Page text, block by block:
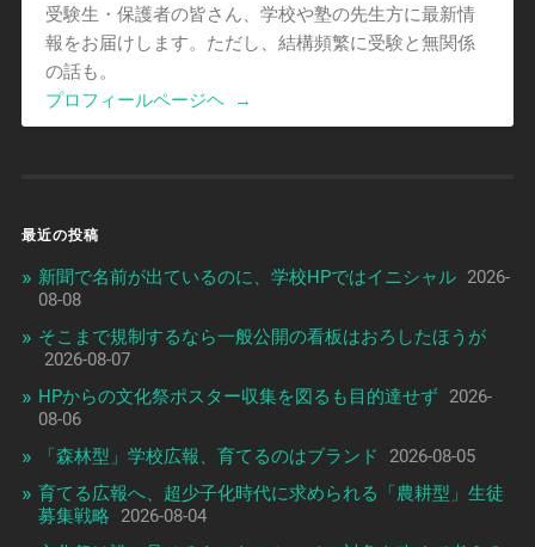
受験生・保護者の皆さん、学校や塾の先生方に最新情
報をお届けします。ただし、結構頻繁に受験と無関係
の話も。
プロフィールページヘ
→
最近の投稿
新聞で名前が出ているのに、学校HPではイニシャル 2026-
08-08
そこまで規制するなら一般公開の看板はおろしたほうが
2026-08-07
HPからの文化祭ポスター収集を図るも目的達せず 2026-
08-06
「森林型」学校広報、育てるのはブランド
2026-08-05
育てる広報へ、超少子化時代に求められる「農耕型」生徒
募集戦略
2026-08-04